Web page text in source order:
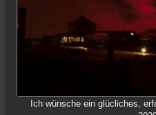
Ich wünsche ein glücliches,